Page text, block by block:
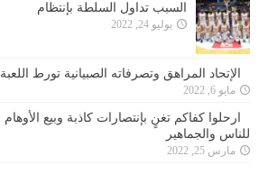
السبب تداول السلطة بإنتظام
يوليو 24, 2022
الإتحاد المراهق وتصرفاته الصبيانية تورط اللعبة
مايو 6, 2022
ارحلوا كفاكم تغنٍ بإنتصارات كاذبة وبيع الأوهام
للناس والجماهير
مارس 25, 2022